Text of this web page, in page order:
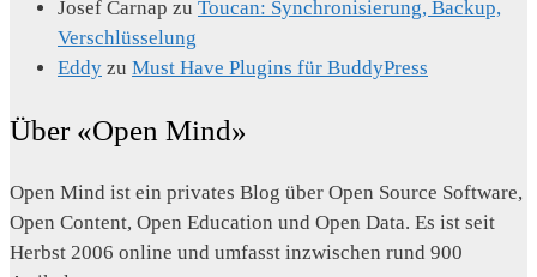
Josef Carnap zu Toucan: Synchronisierung, Backup,
Verschlüsselung
Eddy zu Must Have Plugins für BuddyPress
Über «Open Mind»
Open Mind ist ein privates Blog über Open Source Software,
Open Content, Open Education und Open Data. Es ist seit
Herbst 2006 online und umfasst inzwischen rund 900